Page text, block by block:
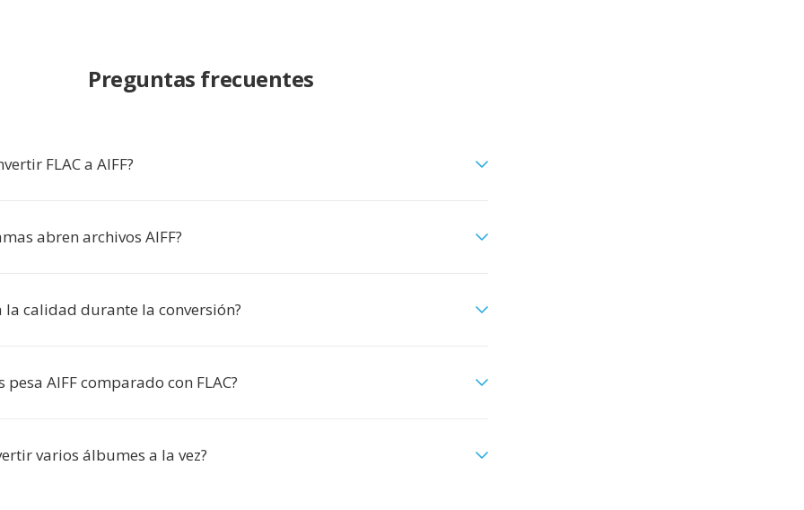
Preguntas frecuentes
FLAC a AIFF?
abren archivos AIFF?
la calidad durante la conversión?
pesa AIFF comparado con FLAC?
varios álbumes a la vez?